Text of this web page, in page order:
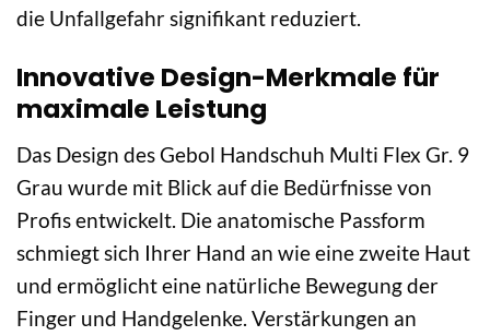
die Unfallgefahr signifikant reduziert.
Innovative Design-Merkmale für
maximale Leistung
Das Design des Gebol Handschuh Multi Flex Gr. 9
Grau wurde mit Blick auf die Bedürfnisse von
Profis entwickelt. Die anatomische Passform
schmiegt sich Ihrer Hand an wie eine zweite Haut
und ermöglicht eine natürliche Bewegung der
Finger und Handgelenke. Verstärkungen an